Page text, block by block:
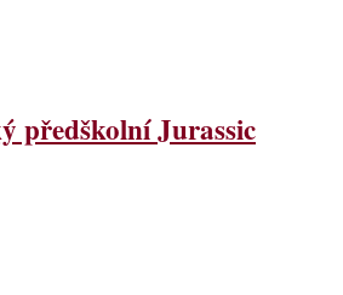
předškolní Jurassic